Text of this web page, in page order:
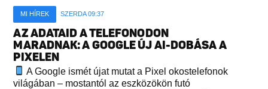
MI HÍREK SZERDA 09:37
AZ ADATAID A TELEFONODON
MARADNAK: A GOOGLE ÚJ AI-DOBÁSA A
PIXELEN
A Google ismét újat mutat a Pixel okostelefonok
világában – mostantól az eszközökön futó